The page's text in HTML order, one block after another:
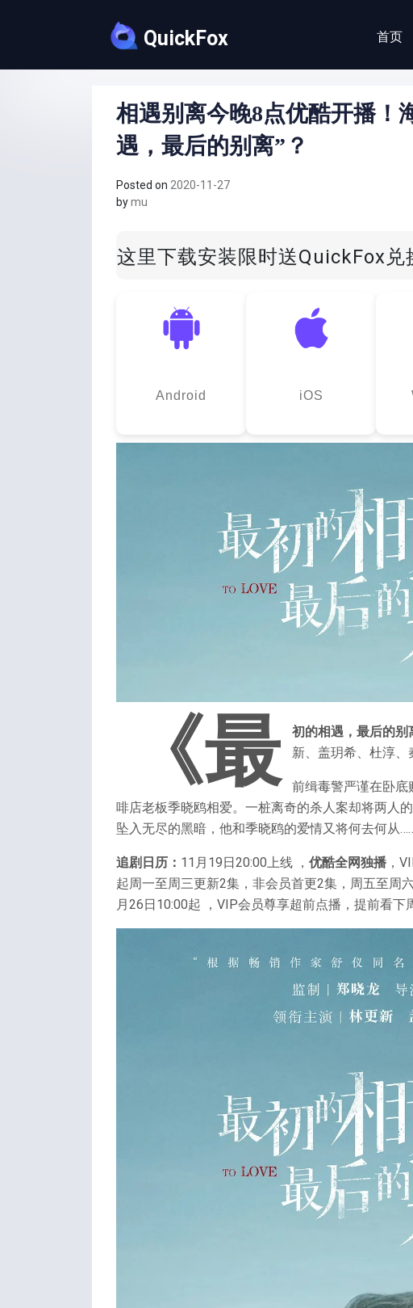
QuickFox 首页
相遇别离今晚8点优酷开播！
遇，最后的别离”？
Posted on 2020-11-27
bymu
这里下载安装限时送QuickFox兑
Android iOS
《最 初的相遇，最后的别
新、盖玥希、杜淳、
前缉毒警严谨在卧底
啡店老板季晓鸥相爱。一桩离奇的杀人案却将两人
坠入无尽的黑暗，他和季晓鸥的爱情又将何去何从
追剧日历： 11月19日20:00上线 ， 优酷全网独播 ，
起周一至周三更新2集，非会员首更2集，周五至周
月26日10:00起 ，VIP会员尊享超前点播，提前看下